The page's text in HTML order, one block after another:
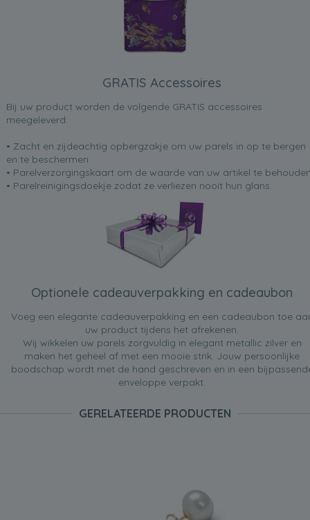
GRATIS Accessoires
Bij uw product worden de volgende GRATIS accessoires
meegeleverd:
• Zacht en zijdeachtig opbergzakje om uw parels in op te bergen
en te beschermen
• Parelverzorgingskaart om de waarde van uw artikel te
• Parelreinigingsdoekje zodat ze verliezen nooit hun glans.
Optionele cadeauverpakking en cadeaubon
Voeg een elegante cadeauverpakking en een cadeaubon toe
uw product tijdens het afrekenen.
Wij wikkelen uw parels zorgvuldig in elegant metallic zilver en
maken het geheel af met een mooie strik. Jouw persoonlijke
boodschap wordt met de hand geschreven en in een
enveloppe verpakt.
GERELATEERDE PRODUCTEN